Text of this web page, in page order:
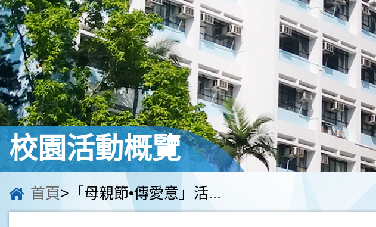
校園活動概覽
首頁>「母親節•傳愛意」活...